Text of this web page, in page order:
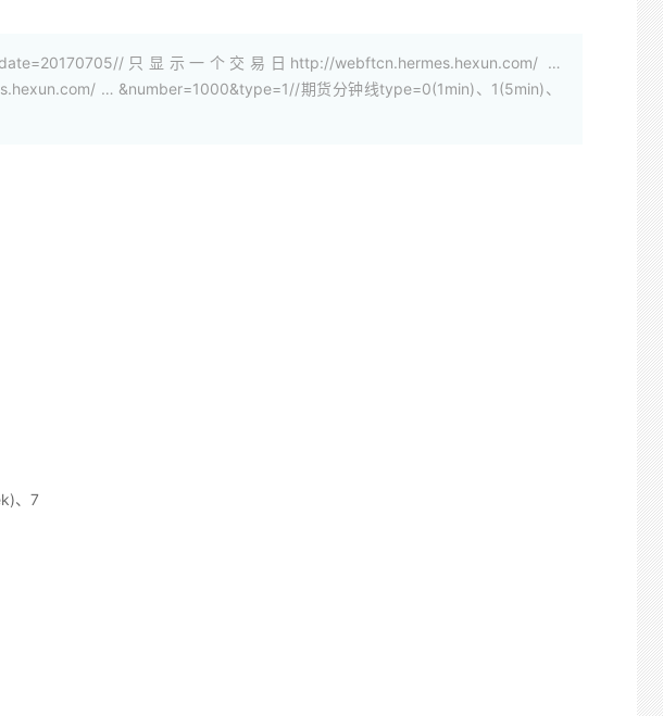
只显示一个交易日http://webftcn.hermes.hexun.com/ …
… &number=1000&type=1//期货分钟线type=0(1min)、1(5min)、
、7